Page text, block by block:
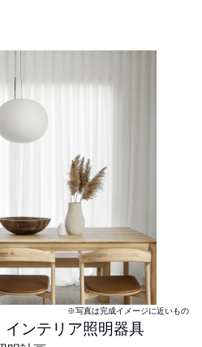
※写真は完成イメージに近いもの
インテリア照明器具